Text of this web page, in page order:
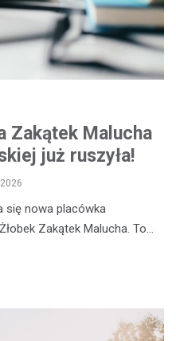
Zakątek Malucha
już ruszyła!
się nowa placówka
Zakątek Malucha. To…